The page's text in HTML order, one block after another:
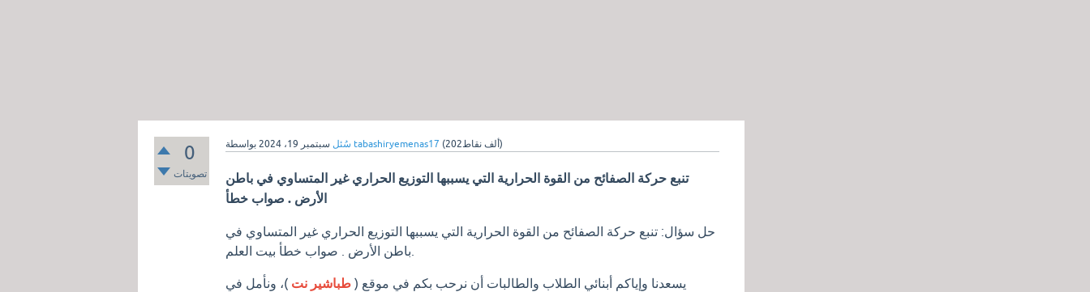
0
تصويتات
سُئل سبتمبر 19، 2024 tabashiryemenas17 ( 202ألف نقاط)
تنبع حركة الصفائح من القوة الحرارية التي يسببها التوزيع الحراري غير المتساوي في باطن
الأرض . صواب خطأ
حل سؤال: تنبع حركة الصفائح من القوة الحرارية التي يسببها التوزيع الحراري غير المتساوي في
يسعدنا وإياكم أبنائي الطلاب والطالبات أن نرحب بكم في موقع ( طباشير نت )، ونأمل في